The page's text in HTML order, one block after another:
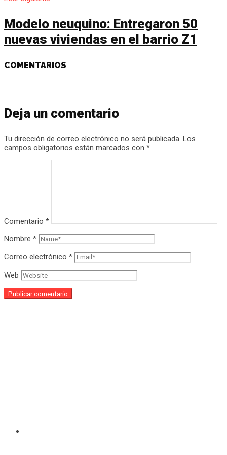
Modelo neuquino: Entregaron 50
nuevas viviendas en el barrio Z1
COMENTARIOS
Deja un comentario
Tu dirección de correo electrónico no será publicada. Los
campos obligatorios están marcados con *
Comentario *
Nombre *
Correo electrónico *
Web